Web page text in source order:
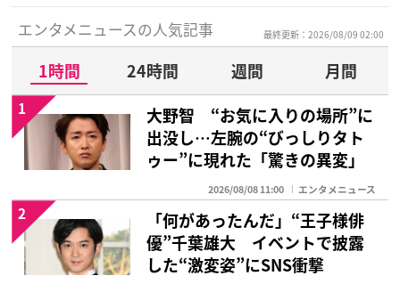
エンタメニュースの人気記事 最終更新：2026/08/09 02:00
1時間 24時間 週間
月間
大野智 “お気に入りの場所”に
出没し…左腕の“びっしりタト
ゥー”に現れた「驚きの異変」
2026/08/08 11:00 エンタメニュース
1
「何があったんだ」“王子様俳
優”千葉雄大 イベントで披露
した“激変姿”にSNS衝撃
2